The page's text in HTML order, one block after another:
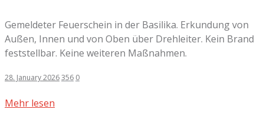
Gemeldeter Feuerschein in der Basilika. Erkundung von
Außen, Innen und von Oben über Drehleiter. Kein Brand
feststellbar. Keine weiteren Maßnahmen.
28. January 2026356 0
Mehr lesen